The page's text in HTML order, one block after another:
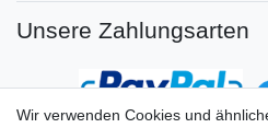
Unsere Zahlungsarten
Wir verwenden Cookies und